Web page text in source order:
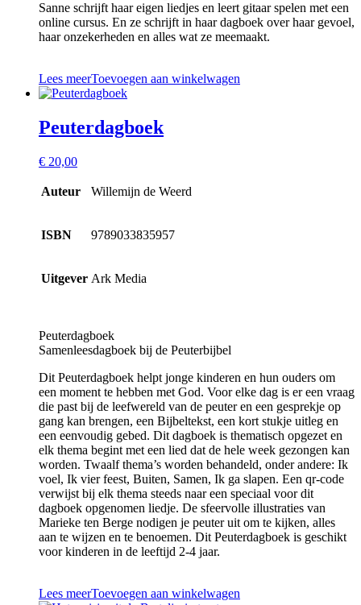
Sanne schrijft haar eigen liedjes en leert gitaar spelen met een
online cursus. En ze schrijft in haar dagboek over haar gevoel,
haar onzekerheden en alles wat ze meemaakt.
Lees meerToevoegen aan winkelwagen
Peuterdagboek
€ 20,00
Auteur Willemijn de Weerd
ISBN 9789033835957
Uitgever Ark Media
Peuterdagboek
Samenleesdagboek bij de Peuterbijbel
Dit Peuterdagboek helpt jonge kinderen en hun ouders om
een moment te hebben met God. Voor elke dag is er een vraag
die past bij de leefwereld van de peuter en een gesprekje op
gang kan brengen, een Bijbeltekst, een kort stukje uitleg en
een eenvoudig gebed. Dit dagboek is thematisch opgezet en
elk thema begint met een lied dat de hele week gezongen kan
worden. Twaalf thema’s worden behandeld, onder andere: Ik
voel, Ik vier feest, Buiten, Samen, Ik ga slapen. Een qr-code
verwijst bij elk thema steeds naar een speciaal voor dit
dagboek opgenomen liedje. De sfeervolle illustraties van
Marieke ten Berge nodigen je peuter uit om te kijken, alles
aan te wijzen en te benoemen. Dit Peuterdagboek is geschikt
voor kinderen in de leeftijd 2-4 jaar.
Lees meerToevoegen aan winkelwagen